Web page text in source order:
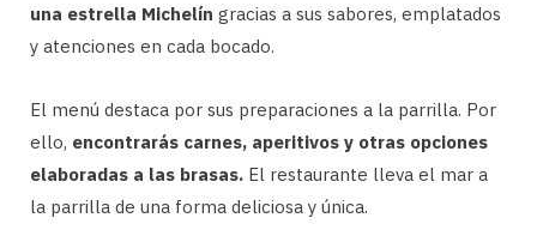
una estrella Michelín gracias a sus sabores, emplatados
y atenciones en cada bocado.
El menú destaca por sus preparaciones a la parrilla. Por
ello, encontrarás carnes, aperitivos y otras opciones
elaboradas a las brasas. El restaurante lleva el mar a
la parrilla de una forma deliciosa y única.